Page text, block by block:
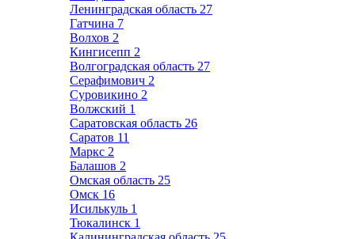
Ленинградская область 27
Гатчина 7
Волхов 2
Кингисепп 2
Волгоградская область 27
Серафимович 2
Суровикино 2
Волжский 1
Саратовская область 26
Саратов 11
Маркс 2
Балашов 2
Омская область 25
Омск 16
Исилькуль 1
Тюкалинск 1